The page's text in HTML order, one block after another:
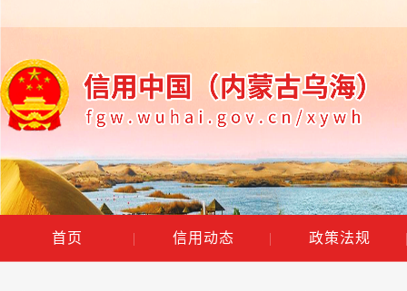
首页 | 信用动态 | 政策法规